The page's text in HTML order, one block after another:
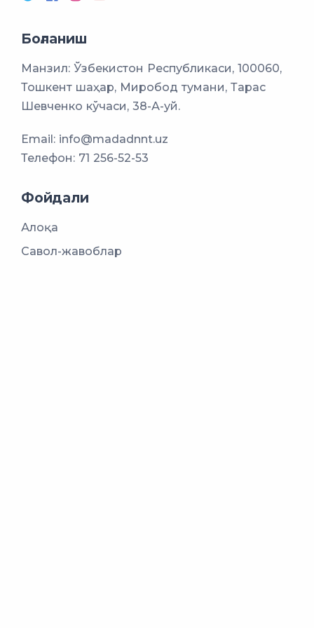
Боғланиш
Манзил: Ўзбекистон Республикаси, 100060,
Тошкент шаҳар, Миробод тумани, Тарас
Шевченко кўчаси, 38-А-уй.
Email: info@madadnnt.uz
Телефон: 71 256-52-53
Фойдали
Алоқа
Савол-жавоблар